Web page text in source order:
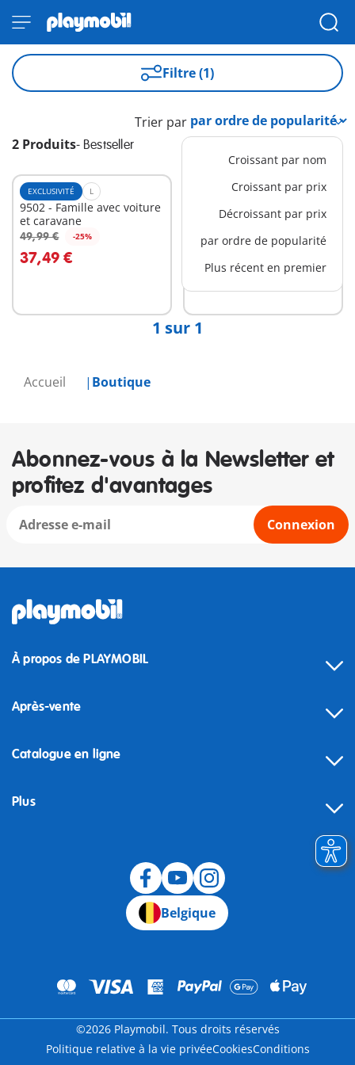
Accueil Boutique
Filtre (1)
2 Produits- Bestseller
Trier par
Croissant par nom
Croissant par prix
Décroissant par prix
par ordre de popularité
Plus récent en premier
EXCLUSIVITÉ L
9502 - Famille avec voiture
et caravane
49,99 € -25%
37,49 €
Au panier
BESTSELLER M
71425 - Famille et tente
26,99 €
Au panier
1 sur 1
Abonnez-vous à la Newsletter et
profitez d'avantages
Connexion
À propos de PLAYMOBIL
Après-vente
Catalogue en ligne
Plus
Belgique
©2026 Playmobil. Tous droits réservés
Politique relative à la vie privéeCookiesConditions